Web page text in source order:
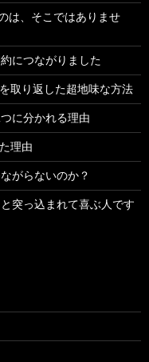
は、そこではありませ
につながりました
取り返した超地味な方法
に分かれる理由
理由
がらないのか？
突っ込まれて喜ぶ人です